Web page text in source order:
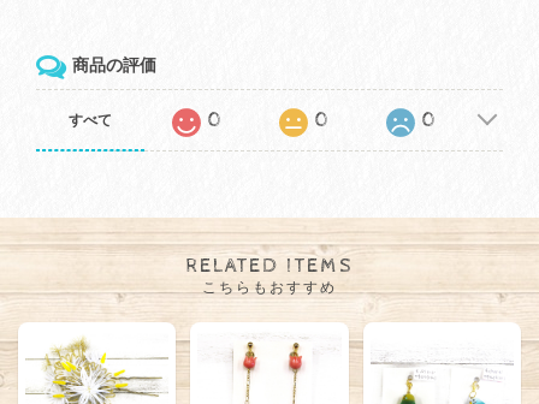
商品の評価
すべて 0 0 0
RELATED ITEMS
こちらもおすすめ